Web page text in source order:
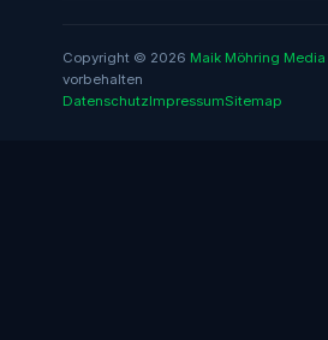
Copyright © 2026 Maik Möhring Media
vorbehalten
DatenschutzImpressumSitemap